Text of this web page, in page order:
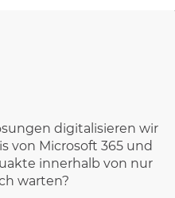
digitalisieren wir
von Microsoft 365 und
innerhalb von nur
warten?